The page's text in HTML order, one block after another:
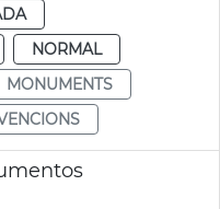
NORMAL
MONUMENTS